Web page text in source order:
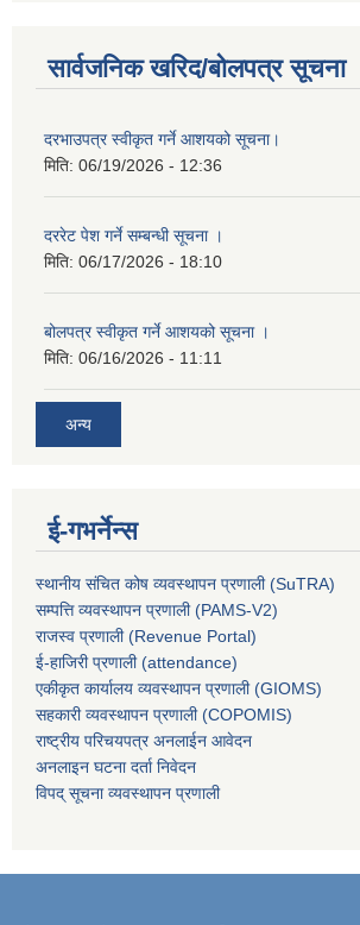
सार्वजनिक खरिद/बोलपत्र सूचना
दरभाउपत्र स्वीकृत गर्ने आशयको सूचना।
मिति: 06/19/2026 - 12:36
दररेट पेश गर्ने सम्बन्धी सूचना ।
मिति: 06/17/2026 - 18:10
बोलपत्र स्वीकृत गर्ने आशयको सूचना ।
मिति: 06/16/2026 - 11:11
अन्य
ई-गभर्नेन्स
स्थानीय संचित कोष व्यवस्थापन प्रणाली (SuTRA)
सम्पत्ति व्यवस्थापन प्रणाली (PAMS-V2)
राजस्व प्रणाली (Revenue Portal)
ई-हाजिरी प्रणाली (attendance)
एकीकृत कार्यालय व्यवस्थापन प्रणाली (GIOMS)
सहकारी व्यवस्थापन प्रणाली (COPOMIS)
राष्ट्रीय परिचयपत्र अनलाईन आवेदन
अनलाइन घटना दर्ता निवेदन
विपद् सूचना व्यवस्थापन प्रणाली